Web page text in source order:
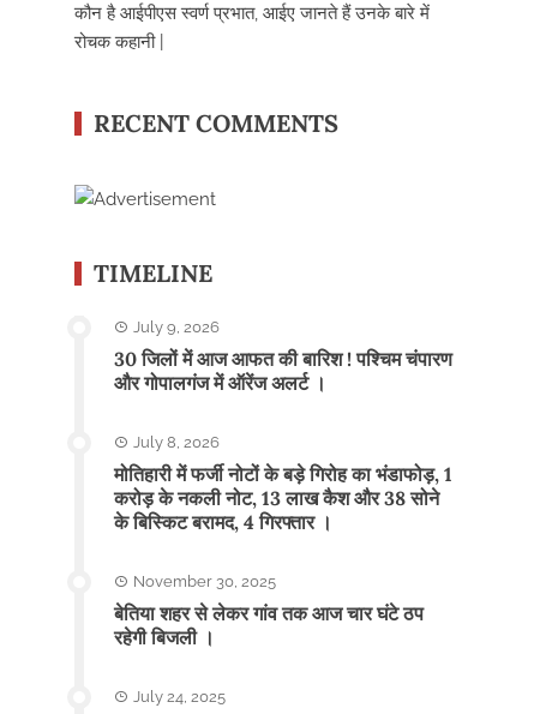
कौन है आईपीएस स्वर्ण प्रभात, आईए जानते हैं उनके बारे में
रोचक कहानी |
RECENT COMMENTS
TIMELINE
July 9, 2026
30 जिलों में आज आफत की बारिश ! पश्चिम चंपारण
और गोपालगंज में ऑरेंज अलर्ट ।
July 8, 2026
मोतिहारी में फर्जी नोटों के बड़े गिरोह का भंडाफोड़, 1
करोड़ के नकली नोट, 13 लाख कैश और 38 सोने
के बिस्किट बरामद, 4 गिरफ्तार ।
November 30, 2025
बेतिया शहर से लेकर गांव तक आज चार घंटे ठप
रहेगी बिजली ।
July 24, 2025